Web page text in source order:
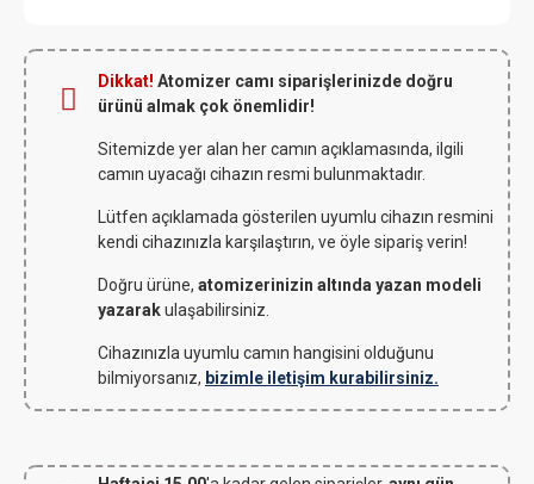
Dikkat! Atomizer camı siparişlerinizde doğru
ürünü almak çok önemlidir!
Sitemizde yer alan her camın açıklamasında, ilgili
camın uyacağı cihazın resmi bulunmaktadır.
Lütfen açıklamada gösterilen uyumlu cihazın resmini
kendi cihazınızla karşılaştırın, ve öyle sipariş verin!
Doğru ürüne, atomizerinizin altında yazan modeli
yazarakulaşabilirsiniz.
Cihazınızla uyumlu camın hangisini olduğunu
bilmiyorsanız, bizimle iletişim kurabilirsiniz.